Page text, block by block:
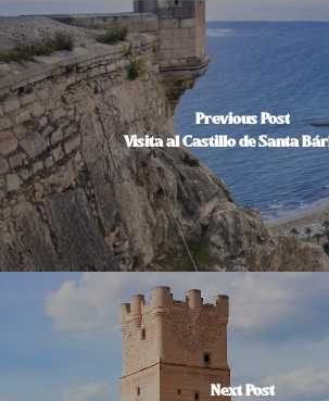
Previous Post
Visita al Castillo de Santa
Next Post